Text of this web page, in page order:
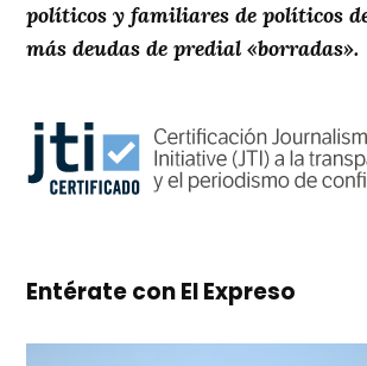
políticos y familiares de políticos
más deudas de predial «borradas».
Entérate con El Expreso